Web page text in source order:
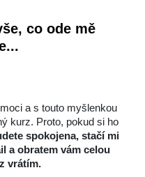
co ode mě
a s touto myšlenkou
kurz. Proto, pokud si ho
spokojena, stačí mi
a obratem vám celou
vrátím.